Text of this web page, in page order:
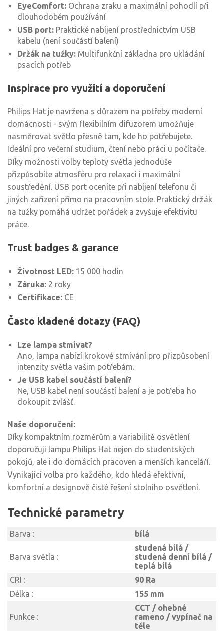
EyeComfort: Ochrana zraku a maximální pohodlí při
dlouhodobém používání
USB port: Praktické nabíjení prostřednictvím USB
kabelu (není součástí balení)
Držák na tužky: Multifunkční základna pro ukládání
psacích potřeb
Inspirace pro využití a doporučení
Philips Hat je navržena s důrazem na potřeby moderní
domácnosti - svým flexibilním difuzorem umožňuje
nasměrovat světlo přesně tam, kde ho potřebujete.
Ideální pro večerní studium, čtení nebo práci u počítače.
Díky možnosti volby teploty světla jednoduše
přizpůsobíte atmosféru pro relaxaci i maximální
soustředění. USB port oceníte při nabíjení telefonu či
jiných zařízení přímo na pracovním stole. Praktický držák
na tužky pomáhá udržet pořádek a zvyšuje efektivitu
práce.
Trust badges & garance
Životnost LED: 15 000 hodin
Záruka: 2 roky
Certifikace: CE
Často kladené dotazy (FAQ)
Lze lampa stmívat?
Ano, lampa nabízí krokové stmívání pro přizpůsobení
intenzity světla vašim potřebám.
Je USB kabel součástí balení?
Ne, USB kabel není součástí balení a je potřeba ho
dokoupit zvlášť.
Naše doporučení:
Díky kompaktním rozměrům a variabilitě osvětlení
doporučuji lampu Philips Hat nejen do studentských
pokojů, ale i do domácích pracoven a menších kanceláří.
Vynikající volba pro každého, kdo hledá efektivní,
komfortní a designově čisté řešení stolního osvětlení.
Technické parametry
Barva : bílá
Barva světla :
studená bílá /
studená denní bílá /
teplá bílá
CRI :
90 Ra
Délka :
155 mm
Funkce :
CCT / ohebné
rameno / vypínač na
těle